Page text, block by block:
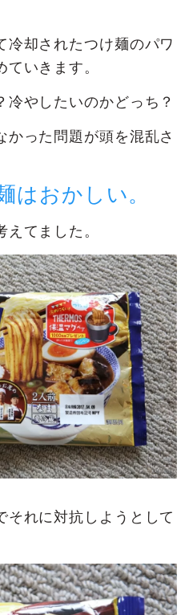
冷却されたつけ麺のパワ
いきます。
やしたいのかどっち？
かった問題が頭を混乱さ
はおかしい。
てました。
それに対抗しようとして